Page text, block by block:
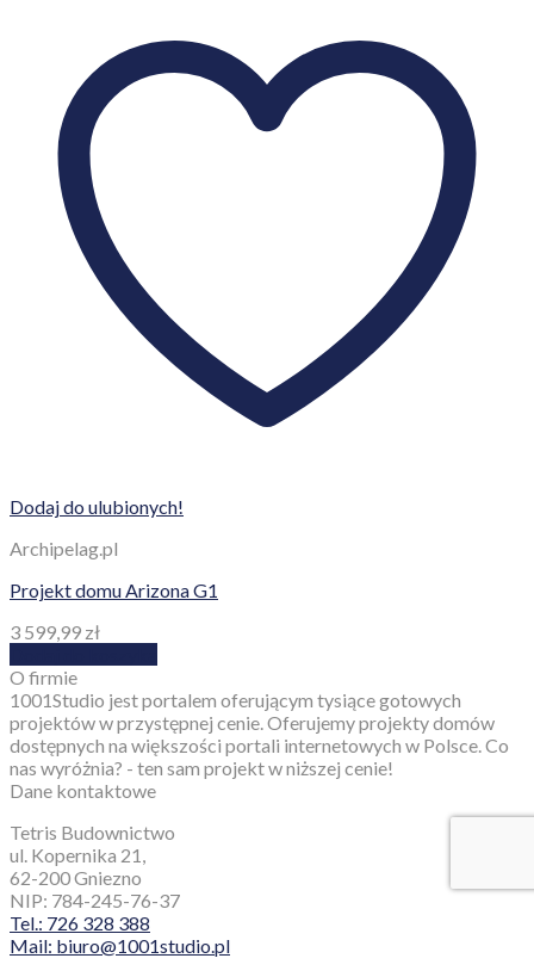
Dodaj do ulubionych!
Archipelag.pl
Projekt domu Arizona G1
3 599,99 zł
O firmie
1001Studio jest portalem oferującym tysiące gotowych
projektów w przystępnej cenie. Oferujemy projekty domów
dostępnych na większości portali internetowych w Polsce. Co
nas wyróżnia? - ten sam projekt w niższej cenie!
Dane kontaktowe
Tetris Budownictwo
ul. Kopernika 21,
62-200 Gniezno
NIP: 784-245-76-37
Tel.: 726 328 388
Mail: biuro@1001studio.pl